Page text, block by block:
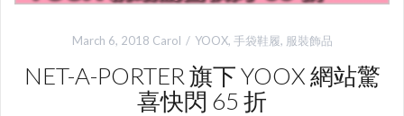
March 6, 2018 Carol YOOX, 手袋鞋履, 服裝飾品
NET-A-PORTER 旗下 YOOX 網站驚
喜快閃 65 折